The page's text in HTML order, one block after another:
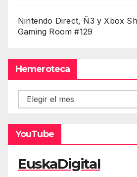
Nintendo Direct, Ñ3 y Xbox
Gaming Room #129
Hemeroteca
Hemeroteca
YouTube
EuskaDigital